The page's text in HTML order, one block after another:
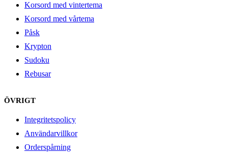
Korsord med vintertema
Korsord med vårtema
Påsk
Krypton
Sudoku
Rebusar
ÖVRIGT
Integritetspolicy
Användarvillkor
Orderspårning